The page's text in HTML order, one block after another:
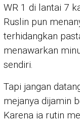
WR 1 di lantai 7
Ruslin pun
terhidangkan
menawarkan
sendiri.
Tapi jangan
mejanya dijamin
Karena ia rutin